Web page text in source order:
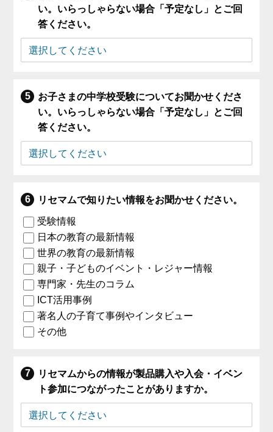
い。いらっしゃらない場合「予定なし」とご回
答ください。
お子さまの中学校受験についてお聞かせくださ
い。いらっしゃらない場合「予定なし」とご回
答ください。
リセマムで知りたい情報をお聞かせください。
受験情報
日本の教育の最新情報
世界の教育の最新情報
親子・子どものイベント・レジャー情報
専門家・先生のコラム
ICT活用事例
著名人の子育て事例やインタビュー
その他
リセマムからの情報が製品購入や入会・イベン
ト参加につながったことがありますか。